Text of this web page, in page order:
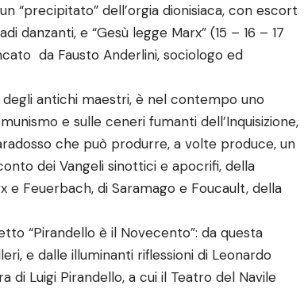
“precipitato” dell’orgia dionisiaca, con escort
danzanti, e “Gesù legge Marx” (15 – 16 – 17
da Fausto Anderlini, sociologo ed
antichi maestri, è nel contempo uno
e sulle ceneri fumanti dell’Inquisizione,
che può produrre, a volte produce, un
dei Vangeli sinottici e apocrifi, della
e Feuerbach, di Saramago e Foucault, della
“Pirandello è il Novecento”: da questa
e dalle illuminanti riflessioni di Leonardo
di Luigi Pirandello, a cui il Teatro del Navile